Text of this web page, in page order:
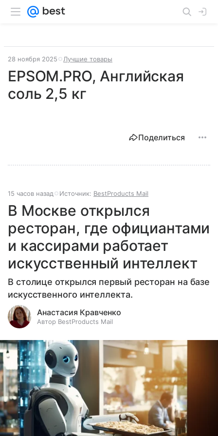
28 ноября 2025 Лучшие товары
EPSOM.PRO, Английская
соль 2,5 кг
Поделиться
15 часов назад Источник: BestProducts Mail
В Москве открылся
ресторан, где официантами
и кассирами работает
искусственный интеллект
В столице открылся первый ресторан на базе
искусственного интеллекта.
Анастасия Кравченко
Автор BestProducts Mail